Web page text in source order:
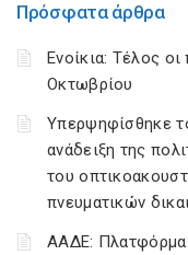
Πρόσφατα άρθρα
Ενοίκια: Τέλος
Οκτωβρίου
Υπερψηφίσθηκε
ανάδειξη της
του
πνευματικών
ΑΑΔΕ: Πλατφόρμα